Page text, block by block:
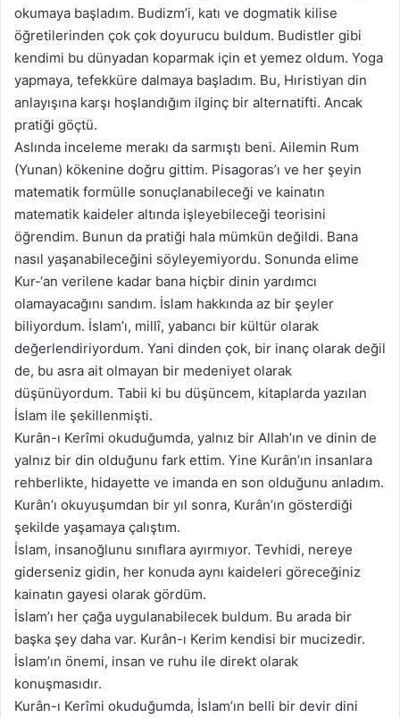
okumaya başladım. Budizm’i, katı ve dogmatik kilise
öğretilerinden çok çok doyurucu buldum. Budistler gibi
kendimi bu dünyadan koparmak için et yemez oldum. Yoga
yapmaya, tefekküre dalmaya başladım. Bu, Hıristiyan din
anlayışına karşı hoşlandığım ilginç bir alternatifti. Ancak
pratiği göçtü.
Aslında inceleme merakı da sarmıştı beni. Ailemin Rum
(Yunan) kökenine doğru gittim. Pisagoras’ı ve her şeyin
matematik formülle sonuçlanabileceği ve kainatın
matematik kaideler altında işleyebileceği teorisini
öğrendim. Bunun da pratiği hala mümkün değildi. Bana
nasıl yaşanabileceğini söyleyemiyordu. Sonunda elime
Kur-‘an verilene kadar bana hiçbir dinin yardımcı
olamayacağını sandım. İslam hakkında az bir şeyler
biliyordum. İslam’ı, millî, yabancı bir kültür olarak
değerlendiriyordum. Yani dinden çok, bir inanç olarak değil
de, bu asra ait olmayan bir medeniyet olarak
düşünüyordum. Tabii ki bu düşüncem, kitaplarda yazılan
İslam ile şekillenmişti.
Kurân-ı Kerîmi okuduğumda, yalnız bir Allah’ın ve dinin de
yalnız bir din olduğunu fark ettim. Yine Kurân’ın insanlara
rehberlikte, hidayette ve imanda en son olduğunu anladım.
Kurân’ı okuyuşumdan bir yıl sonra, Kurân’ın gösterdiği
şekilde yaşamaya çalıştım.
İslam, insanoğlunu sınıflara ayırmıyor. Tevhidi, nereye
giderseniz gidin, her konuda aynı kaideleri göreceğiniz
kainatın gayesi olarak gördüm.
İslam’ı her çağa uygulanabilecek buldum. Bu arada bir
başka şey daha var. Kurân-ı Kerim kendisi bir mucizedir.
İslam’ın önemi, insan ve ruhu ile direkt olarak
konuşmasıdır.
Kurân-ı Kerîmi okuduğumda, İslam’ın belli bir devir dini